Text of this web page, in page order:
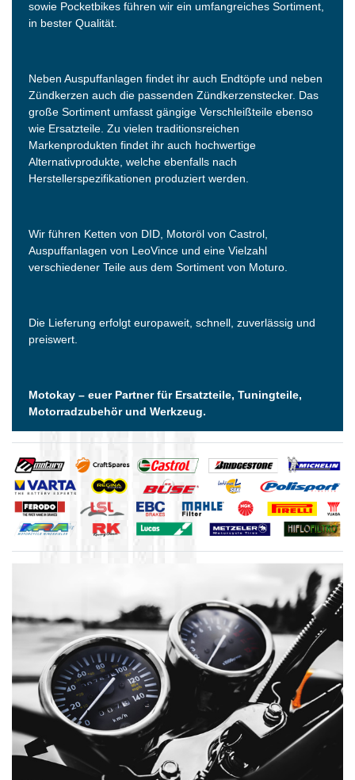
sowie Pocketbikes führen wir ein umfangreiches Sortiment,
in bester Qualität.
Neben Auspuffanlagen findet ihr auch Endtöpfe und neben
Zündkerzen auch die passenden Zündkerzenstecker. Das
große Sortiment umfasst gängige Verschleißteile ebenso
wie Ersatzteile. Zu vielen traditionsreichen
Markenprodukten findet ihr auch hochwertige
Alternativprodukte, welche ebenfalls nach
Herstellerspezifikationen produziert werden.
Wir führen Ketten von DID, Motoröl von Castrol,
Auspuffanlagen von LeoVince und eine Vielzahl
verschiedener Teile aus dem Sortiment von Moturo.
Die Lieferung erfolgt europaweit, schnell, zuverlässig und
preiswert.
Motokay – euer Partner für Ersatzteile, Tuningteile,
Motorradzubehör und Werkzeug.